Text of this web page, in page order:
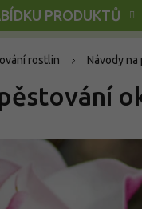
PRODUKTŮ
rostlin Návody